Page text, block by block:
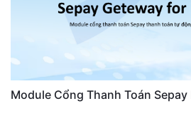
Module Cổng Thanh Toán Sepay